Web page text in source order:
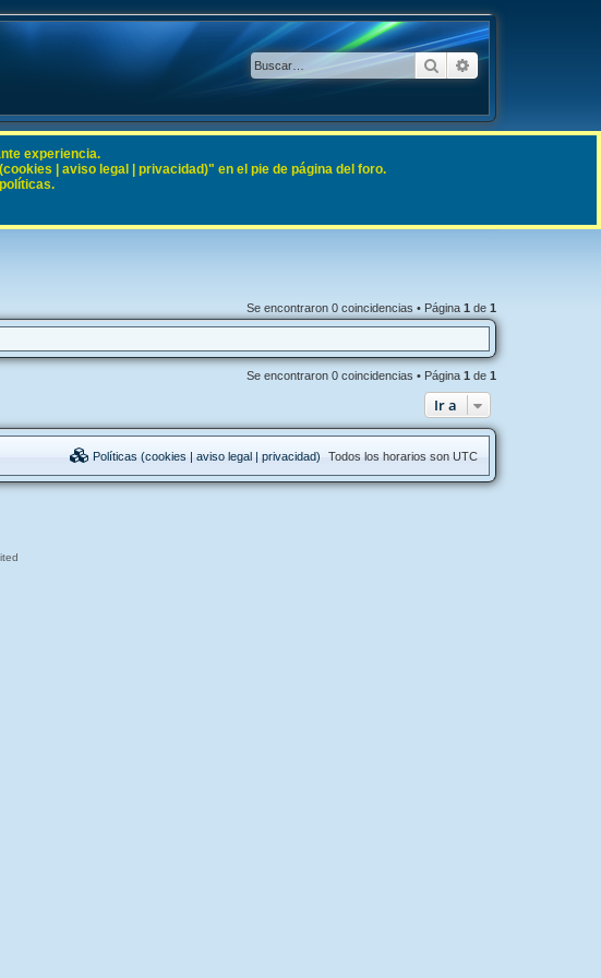
BuscarBúsqueda
Se encontraron 0 coincidencias • Página 1 de 1
Se encontraron 0 coincidencias • Página 1 de 1
Ir a
experiencia.
| aviso legal | privacidad)" en el pie de página del foro.
Todos los horarios son UTC
Políticas (cookies | aviso legal | privacidad)